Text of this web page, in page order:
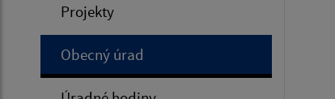
Projekty
Obecný úrad